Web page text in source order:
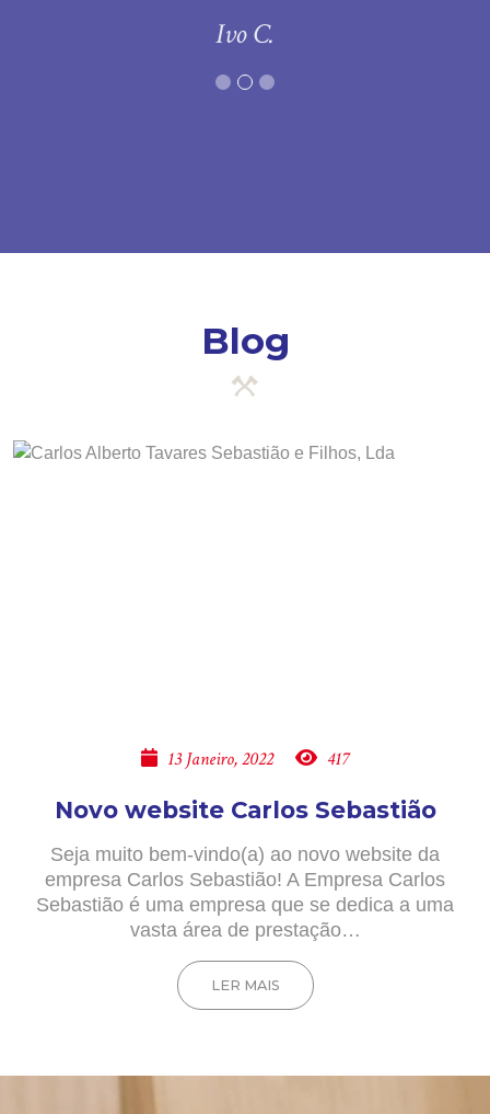
Ivo C.
Blog
13 Janeiro, 2022 417
Novo website Carlos Sebastião
Seja muito bem-vindo(a) ao novo website da
empresa Carlos Sebastião! A Empresa Carlos
Sebastião é uma empresa que se dedica a uma
vasta área de prestação…
LER MAIS